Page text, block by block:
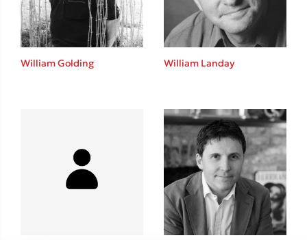
Παύλος Καστανάς
El Sombrero
Στέφανος Ξενάκης
Sebastian Fitzek
Benzamin Bécue
Rebecca Yarros
William Golding William Landay